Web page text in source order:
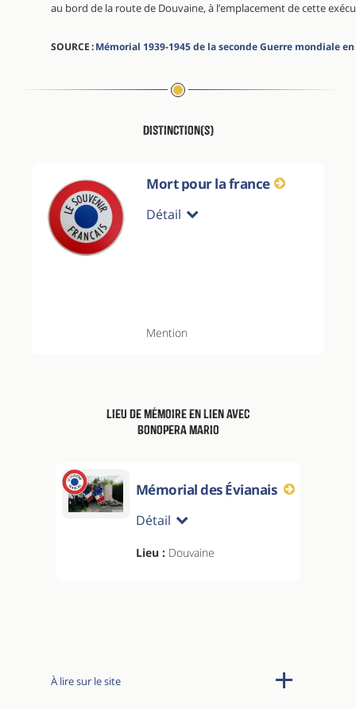
au bord de la route de Douvaine, à l’emplacement de cette
SOURCE :Mémorial 1939-1945 de la seconde Guerre mondiale
Distinction(s)
Mort pour la france
Détail
Mention
Lieu de mémoire en lien avec
Bonopera Mario
Mémorial des Évianais
Détail
Lieu : Douvaine
À lire sur le site